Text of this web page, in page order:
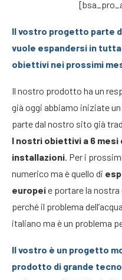
Il vostro progetto parte
vuole espandersi in
obiettivi nei prossimi
Il nostro prodotto ha un
già oggi abbiamo iniziate
parte dal nostro sito già
I nostri obiettivi a 6 mesi
installazioni . Per i
numerico ma è quello di
europeie portare la
perché il problema
italiano ma è un problema
Il vostro è un progetto
prodotto di grande